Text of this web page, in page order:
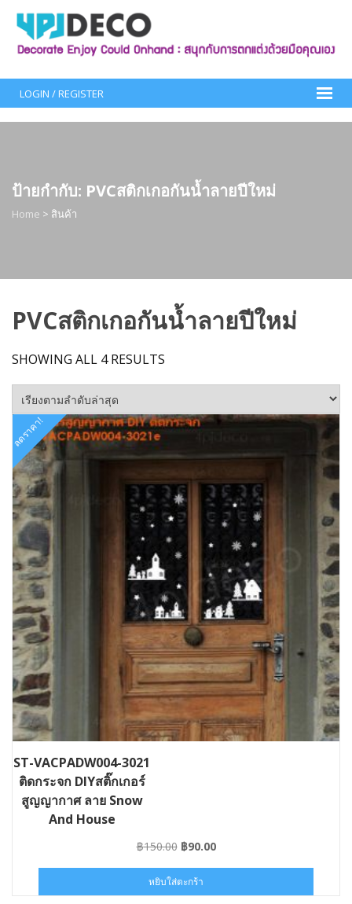
content
LOGIN / REGISTER
ป้ายกำกับ: PVCสติกเกอกันน้ำลายปีใหม่
Home > สินค้า
PVCสติกเกอกันน้ำลายปีใหม่
SHOWING ALL 4 RESULTS
ลดราคา!
ST-VACPADW004-3021
ติดกระจก DIYสติ๊กเกอร์
สูญญากาศ ลาย Snow
And House
฿150.00 Original
was:
฿150.00.
฿90.00Current
฿90.00.
หยิบใส่ตะกร้า